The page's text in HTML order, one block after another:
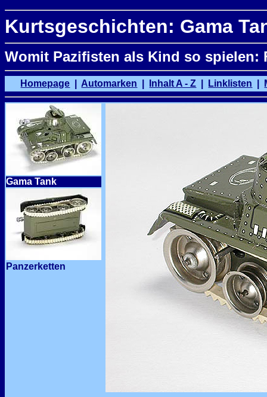
Kurtsgeschichten: Gama
Womit Pazifisten als Kind so spielen:
Homepage Automarken Inhalt A - Z Linklisten
Gama Tank
Panzerketten